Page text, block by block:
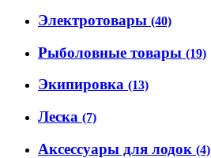
Электротовары (40)
Рыболовные товары (19)
Экипировка (13)
Леска (7)
Аксессуары для лодок (4)